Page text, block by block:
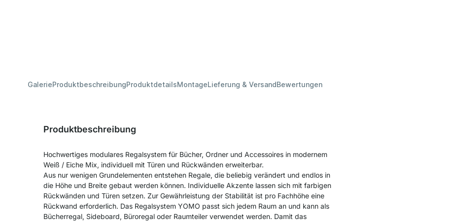
GalerieProduktbeschreibungProduktdetailsMontageLieferung & VersandBewertungen
Produktbeschreibung
Hochwertiges modulares Regalsystem für Bücher, Ordner und Accessoires in modernem
Weiß / Eiche Mix, individuell mit Türen und Rückwänden erweiterbar.
Aus nur wenigen Grundelementen entstehen Regale, die beliebig verändert und endlos in
die Höhe und Breite gebaut werden können. Individuelle Akzente lassen sich mit farbigen
Rückwänden und Türen setzen. Zur Gewährleistung der Stabilität ist pro Fachhöhe eine
Rückwand erforderlich. Das Regalsystem YOMO passt sich jedem Raum an und kann als
Bücherregal, Sideboard, Büroregal oder Raumteiler verwendet werden. Damit das